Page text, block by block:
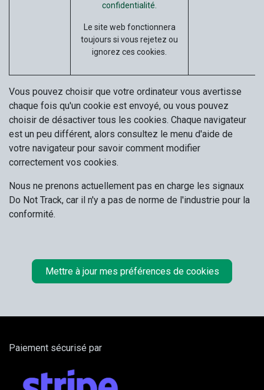
confidentialité.
Le site web fonctionnera
toujours si vous rejetez ou
ignorez ces cookies.
Vous pouvez choisir que votre ordinateur vous avertisse
chaque fois qu'un cookie est envoyé, ou vous pouvez
choisir de désactiver tous les cookies. Chaque navigateur
est un peu différent, alors consultez le menu d'aide de
votre navigateur pour savoir comment modifier
correctement vos cookies.
Nous ne prenons actuellement pas en charge les signaux
Do Not Track, car il n'y a pas de norme de l'industrie pour la
conformité.
Mettre à jour mes préférences de cookies
Paiement sécurisé par